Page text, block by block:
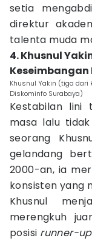
setia
direktur
talenta muda
4. Khusnul
Keseimbangan
Khusnul Yakin (tiga dari
Diskominfo Surabaya)
Kestabilan lini
masa lalu
seorang
gelandang
2000-an, ia
konsisten yang
Khusnul
merengkuh
posisi runner-up